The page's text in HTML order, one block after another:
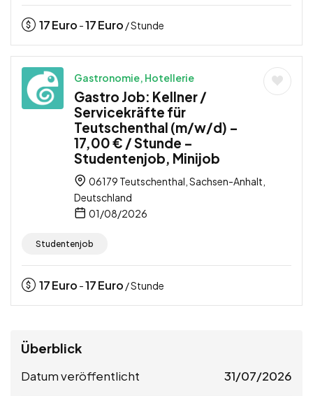
17Euro -17Euro / Stunde
Gastronomie, Hotellerie
Gastro Job: Kellner /
Servicekräfte für
Teutschenthal (m/w/d) –
17,00 € / Stunde –
Studentenjob, Minijob
06179 Teutschenthal, Sachsen-Anhalt,
Deutschland
01/08/2026
Studentenjob
17Euro -17Euro / Stunde
Überblick
Datum veröffentlicht 31/07/2026